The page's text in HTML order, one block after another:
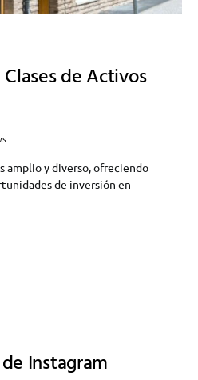
de Activos
amplio y diverso, ofreciendo
de inversión en
Instagram